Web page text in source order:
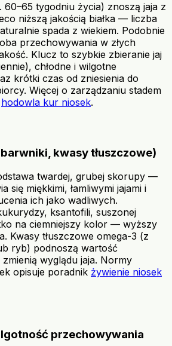
tygodniu życia) znoszą jaja z
niższą jakością białka — liczba
spada z wiekiem. Podobnie
przechowywania w złych
Klucz to szybkie zbieranie jaj
chłodne i wilgotne
krótki czas od zniesienia do
Więcej o zarządzaniu stadem
hodowla kur niosek.
kwasy tłuszczowe)
twardej, grubej skorupy —
się miękkimi, łamliwymi jajami i
ich jako wadliwych.
ksantofili, suszonej
na ciemniejszy kolor — wyższy
Kwasy tłuszczowe omega-3 (z
ryb) podnoszą wartość
wyglądu jaja. Normy
opisuje poradnik żywienie niosek
przechowywania